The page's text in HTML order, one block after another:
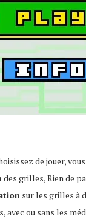
de jouer,
des grilles, Rien de
sur les grilles à
avec ou sans les